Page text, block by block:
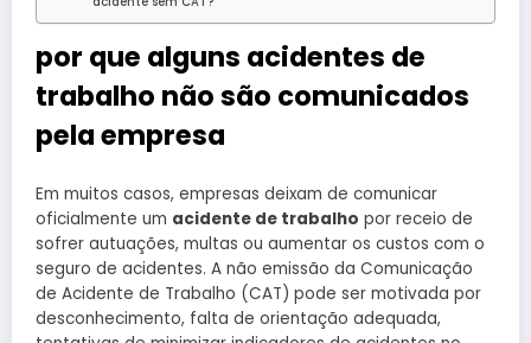
por que alguns acidentes de
trabalho não são comunicados
pela empresa
Em muitos casos, empresas deixam de comunicar
oficialmente um acidente de trabalho por receio de
sofrer autuações, multas ou aumentar os custos com o
seguro de acidentes. A não emissão da Comunicação
de Acidente de Trabalho (CAT) pode ser motivada por
desconhecimento, falta de orientação adequada,